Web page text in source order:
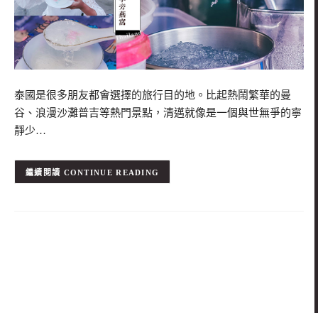
泰國是很多朋友都會選擇的旅行目的地。比起熱鬧繁華的曼
谷、浪漫沙灘普吉等熱門景點，清邁就像是一個與世無爭的寧
靜少…
CONTINUE READING